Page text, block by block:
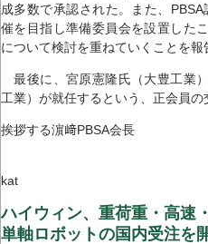
成多数で承認された。また、
催を目指し準備委員会を設置した
について検討を重ねていくことを報
最後に、宮原憲隆氏（大豊工業
工業）が就任するという、正会員の
挨拶する濵﨑PBSA会長
kat
ハイウィン、重荷重・高速
単軸ロボットの国内受注を